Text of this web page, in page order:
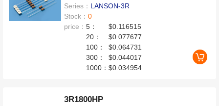
Series： LANSON-3R
Stock：0
price：5：
$0.116515
20：
$0.077677
100：
$0.064731
300：
$0.044017
1000：$0.034954
3R1800HP